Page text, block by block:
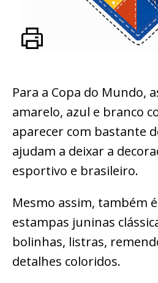
Para a Copa do Mundo,
amarelo, azul e branco
aparecer com bastante
ajudam a deixar a
esportivo e brasileiro.
Mesmo assim, também
estampas juninas
bolinhas, listras,
detalhes coloridos.